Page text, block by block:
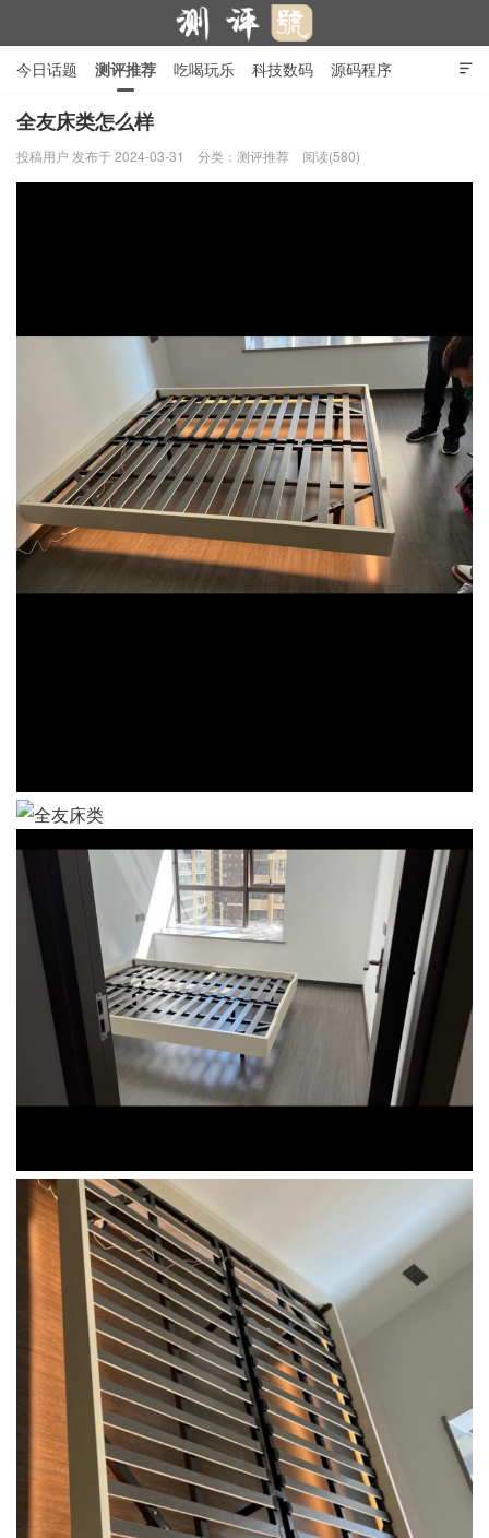
测评号

今日话题 测评推荐 吃喝玩乐 科技数码 源码程序
行业产品 在线投稿
全友床类怎么样
投稿用户 发布于 2024-03-31 分类： 测评推荐 阅读(580)